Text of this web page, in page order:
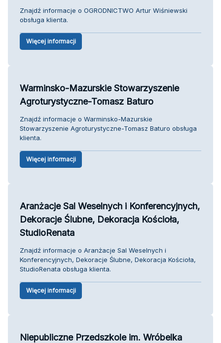
Znajdź informacje o OGRODNICTWO Artur Wiśniewski
obsługa klienta.
Więcej informacji
Warminsko-Mazurskie Stowarzyszenie
Agroturystyczne-Tomasz Baturo
Znajdź informacje o Warminsko-Mazurskie
Stowarzyszenie Agroturystyczne-Tomasz Baturo obsługa
klienta.
Więcej informacji
Aranżacje Sal Weselnych i Konferencyjnych,
Dekoracje Ślubne, Dekoracja Kościoła,
StudioRenata
Znajdź informacje o Aranżacje Sal Weselnych i
Konferencyjnych, Dekoracje Ślubne, Dekoracja Kościoła,
StudioRenata obsługa klienta.
Więcej informacji
Niepubliczne Przedszkole im. Wróbelka